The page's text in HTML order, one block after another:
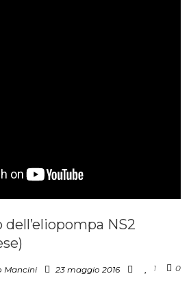
NS2
Mancini
23 maggio 2016
0
1